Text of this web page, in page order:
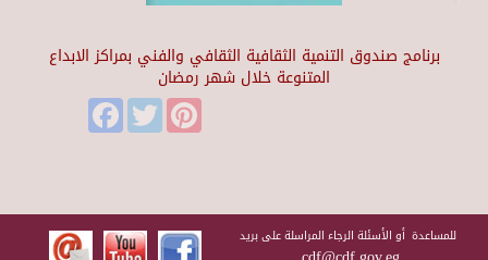
برنامج صندوق التنمية الثقافية الثقافي والفني بمراكز الابداع
المتنوعة خلال شهر رمضان
FacebookTwitter
للمساعدة أو الأسئلة الرجاء المراسلة على بريد